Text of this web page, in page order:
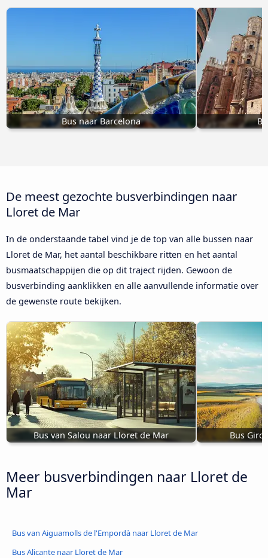
Bus naar Barcelona
De meest gezochte busverbindingen naar
Lloret de Mar
In de onderstaande tabel vind je de top van alle bussen naar
Lloret de Mar, het aantal beschikbare ritten en het aantal
busmaatschappijen die op dit traject rijden. Gewoon de
busverbinding aanklikken en alle aanvullende informatie over
de gewenste route bekijken.
Bus van Salou naar Lloret de Mar Bus
Meer busverbindingen naar Lloret de
Mar
Bus van Aiguamolls de l'Empordà naar Lloret de Mar
Bus Alicante naar Lloret de Mar